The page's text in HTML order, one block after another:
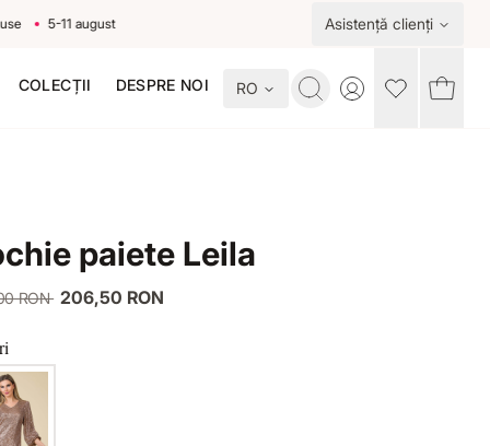
5-11 august Asistență clienți
COLECȚII DESPRE NOI RO Toggle account
paiete Leila
RON 206,50 RON